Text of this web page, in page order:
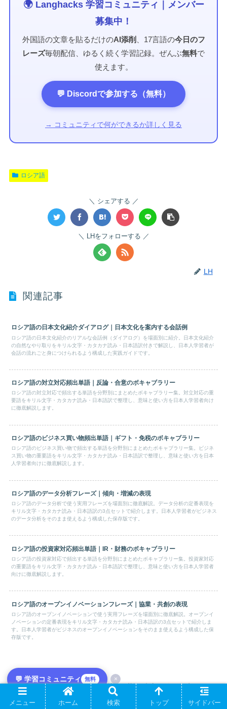
🌍 Langhacks 学習コミュニティ｜メンバー
募集中！
外国語の文章を貼るだけのAI添削 、17言語の今日のフ
レーズ毎朝配信、ゆるく続く学習記録。ぜんぶ無料で
使えます。
💬 Discordで参加する（無料）
→ コミュニティで何ができるか詳しく見る
💬 学習コミュニティ 無料 ×
ロシア語
シェアする
LHをフォローする
LH
関連記事
ロシア語の日本文化紹介ダイアログ｜日本文化を案内する会話例
ロシア語の日本文化紹介のリアルな会話例（ダイアログ）を場面別に紹介。日本文化紹介
の自然なやり取りをキリル文字・カタカナ読み・日本語訳付きで解説し、日本人学習者が
会話の流れごと身につけられるよう構成した実践ガイドです。
ロシア語の対立対応頻出単語｜反論・合意のボキャブラリー
ロシア語の対立対応で頻出する単語を分野別にまとめたボキャブラリー集。対立対応の重
要語をキリル文字・カタカナ読み・日本語訳で整理し、意味と使い方を日本人学習者向け
に徹底解説します。
ロシア語のビジネス買い物頻出単語｜ギフト・免税のボキャブラリー
ロシア語のビジネス買い物で頻出する単語を分野別にまとめたボキャブラリー集。ビジネ
ス買い物の重要語をキリル文字・カタカナ読み・日本語訳で整理し、意味と使い方を日本
人学習者向けに徹底解説します。
ロシア語のデータ分析フレーズ｜傾向・増減の表現
ロシア語のデータ分析で使う実用フレーズを場面別に徹底解説。データ分析の定番表現を
キリル文字・カタカナ読み・日本語訳の3点セットで紹介します。日本人学習者がビジネス
のデータ分析をそのまま使えるよう構成した保存版です。
ロシア語の投資家対応頻出単語｜IR・財務のボキャブラリー
ロシア語の投資家対応で頻出する単語を分野別にまとめたボキャブラリー集。投資家対応
の重要語をキリル文字・カタカナ読み・日本語訳で整理し、意味と使い方を日本人学習者
向けに徹底解説します。
ロシア語のオープンイノベーションフレーズ｜協業・共創の表現
ロシア語のオープンイノベーションで使う実用フレーズを場面別に徹底解説。オープンイ
ノベーションの定番表現をキリル文字・カタカナ読み・日本語訳の3点セットで紹介しま
す。日本人学習者がビジネスのオープンイノベーションをそのまま使えるよう構成した保
存版です。
ロシア語の対立対応頻出単語｜反論・合意のボキャブラリー
メニュー ホーム 検索 トップ サイドバー